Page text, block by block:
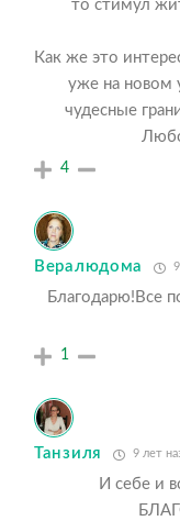
то стимул
Как же это
уже на новом
чудесные
4
Вералюдома
Благодарю!Все
1
Танзиля 9 лет
И себе и